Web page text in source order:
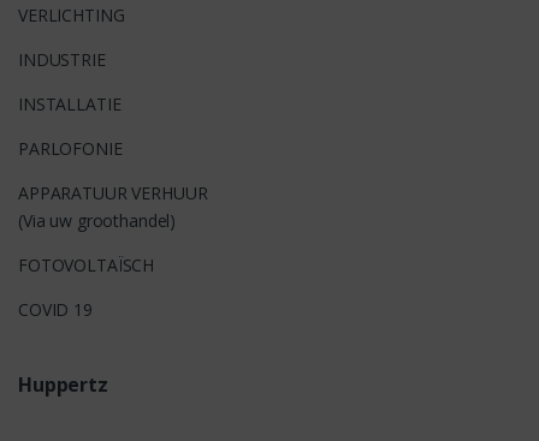
VERLICHTING
INDUSTRIE
INSTALLATIE
PARLOFONIE
APPARATUUR VERHUUR
(Via uw groothandel)
FOTOVOLTAÏSCH
COVID 19
Huppertz